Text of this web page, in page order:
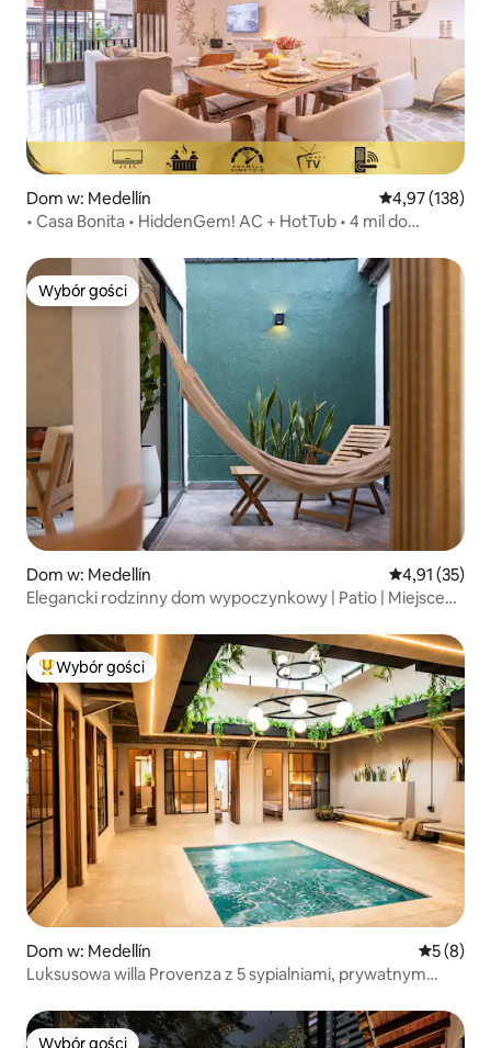
Dom w: Medellín Średnia
4,97 (138)
• Casa Bonita • HiddenGem! AC + HotTub • 4 mil do
Wybór gości
Wybór gości
Dom w: Medellín Średnia
4,91 (35)
Elegancki rodzinny dom wypoczynkowy | Patio | Miejsce
Najpopularniejsze z kategorii Wybór gości
Wybór gości
Dom w: Medellín Średnia
5 (8)
Luksusowa willa Provenza z 5 sypialniami, prywatnym
Wybór gości